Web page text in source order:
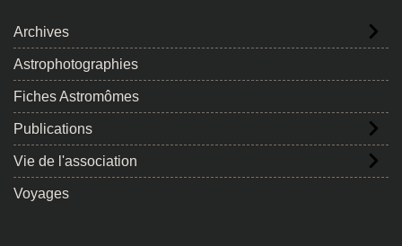
Archives
Astrophotographies
Fiches Astromômes
Publications
Vie de l'association
Voyages